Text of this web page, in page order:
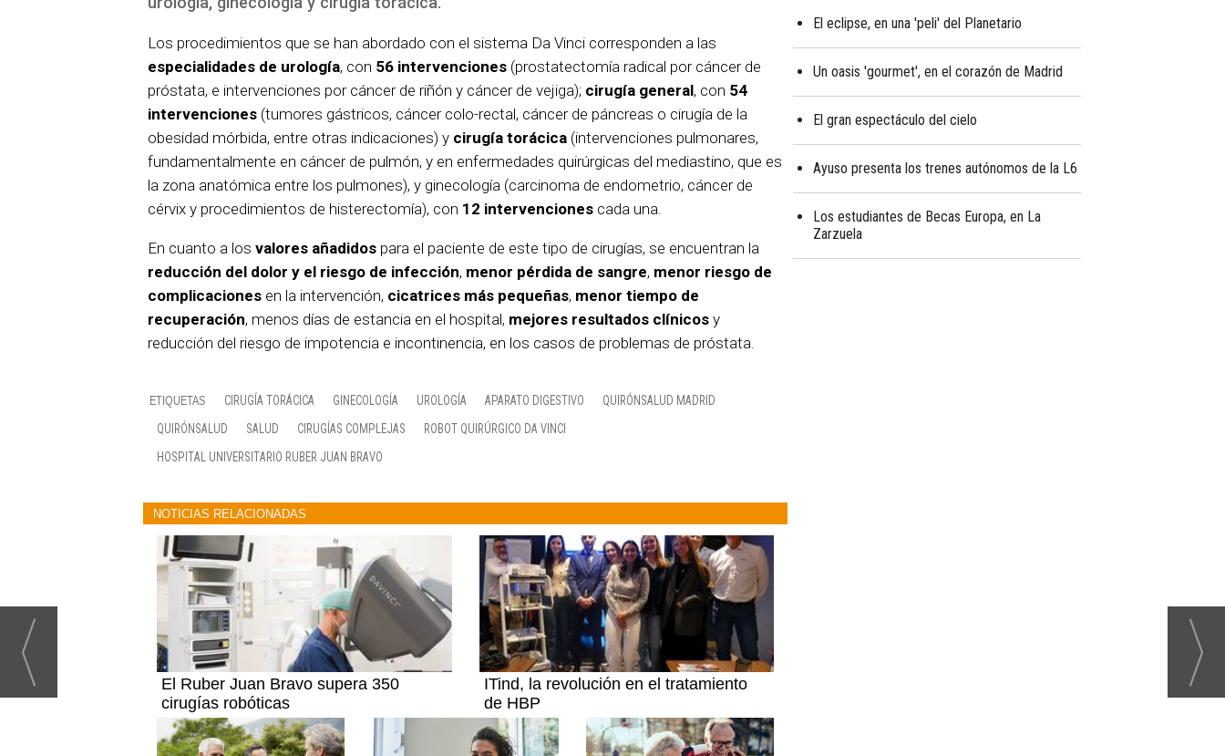
Los procedimientos que se han abordado con el sistema Da Vinci corresponden a las
especialidades de urología, con 56 intervenciones (prostatectomía radical por cáncer de
próstata, e intervenciones por cáncer de riñón y cáncer de vejiga); cirugía general, con 54
intervenciones (tumores gástricos, cáncer colo-rectal, cáncer de páncreas o cirugía de la
obesidad mórbida, entre otras indicaciones) y cirugía torácica (intervenciones pulmonares,
fundamentalmente en cáncer de pulmón, y en enfermedades quirúrgicas del mediastino, que es
la zona anatómica entre los pulmones), y ginecología (carcinoma de endometrio, cáncer de
cérvix y procedimientos de histerectomía), con 12 intervenciones cada una.
En cuanto a los valores añadidos para el paciente de este tipo de cirugías, se encuentran la
reducción del dolor y el riesgo de infección, menor pérdida de sangre, menor riesgo de
complicaciones en la intervención, cicatrices más pequeñas, menor tiempo de
recuperación, menos días de estancia en el hospital, mejores resultados clínicos y
reducción del riesgo de impotencia e incontinencia, en los casos de problemas de próstata.
CIRUGÍA TORÁCICA GINECOLOGÍA UROLOGÍA APARATO DIGESTIVO
QUIRÓNSALUD MADRID
QUIRÓNSALUD
SALUD CIRUGÍAS COMPLEJAS
ROBOT QUIRÚRGICO DA VINCI
HOSPITAL UNIVERSITARIO RUBER JUAN BRAVO
NOTICIAS RELACIONADAS
El Ruber Juan Bravo supera 350
cirugías robóticas
ITind, la revolución en el tratamiento
de HBP
El eclipse, en una 'peli' del Planetario
Un oasis 'gourmet', en el corazón de Madrid
El gran espectáculo del cielo
Ayuso presenta los trenes autónomos de la L6
Los estudiantes de Becas Europa, en La
Zarzuela